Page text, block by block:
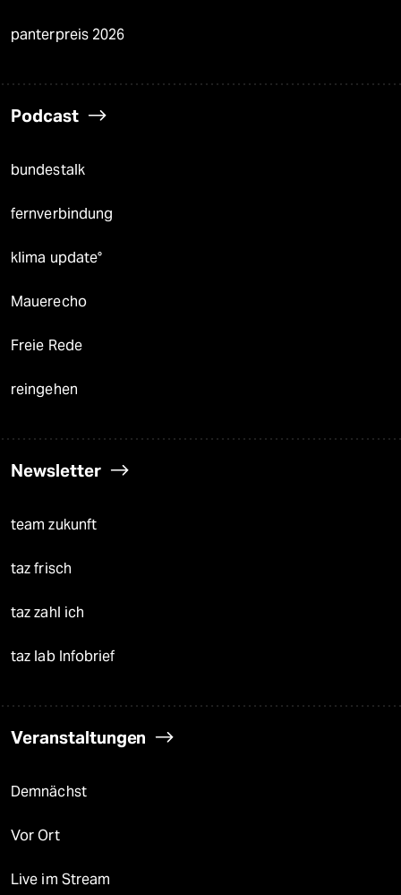
panterpreis 2026
Podcast
bundestalk
fernverbindung
klima update°
Mauerecho
Freie Rede
reingehen
Newsletter
team zukunft
taz frisch
taz zahl ich
taz lab Infobrief
Veranstaltungen
Demnächst
Vor Ort
Live im Stream